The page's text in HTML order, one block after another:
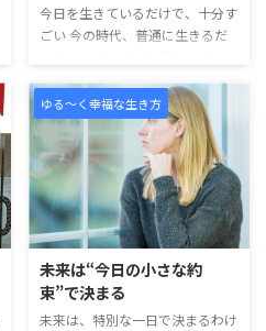
今日を生きているだけで、十分す
ごい 今の時代、普通に生きるだ
います。 不安。 情報の波。 複雑
な人間関係。 見えない未来への
迷い。 朝起きた瞬間から、 心の
中にはいろいろな声が流れ込んで
きます。 「このままで大丈夫だろ
うか」 「自分は遅れていないだ
ろうか」 「もっと頑張らないと
いけないのではないか」 そんな
思いを抱えながらも、 それでも
今日を生きている。 それだけ
で、あなたの心は確実に磨かれて
います。 人はつい、特別な努力
ゆる～く幸福な生き方
未来は“今日の小さな約
束”で決まる
未来は、特別な一日で決まるわけ